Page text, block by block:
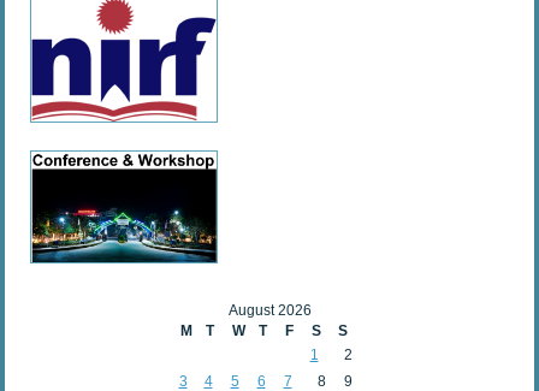
August 2026
M
T W T F S
S
1
2
3
4 5 6 7 8
9